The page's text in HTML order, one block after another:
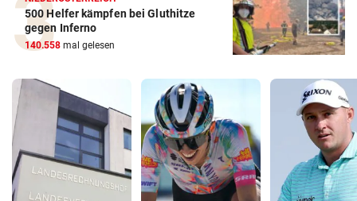
500 Helfer kämpfen bei Gluthitze
gegen Inferno
140.558 mal gelesen